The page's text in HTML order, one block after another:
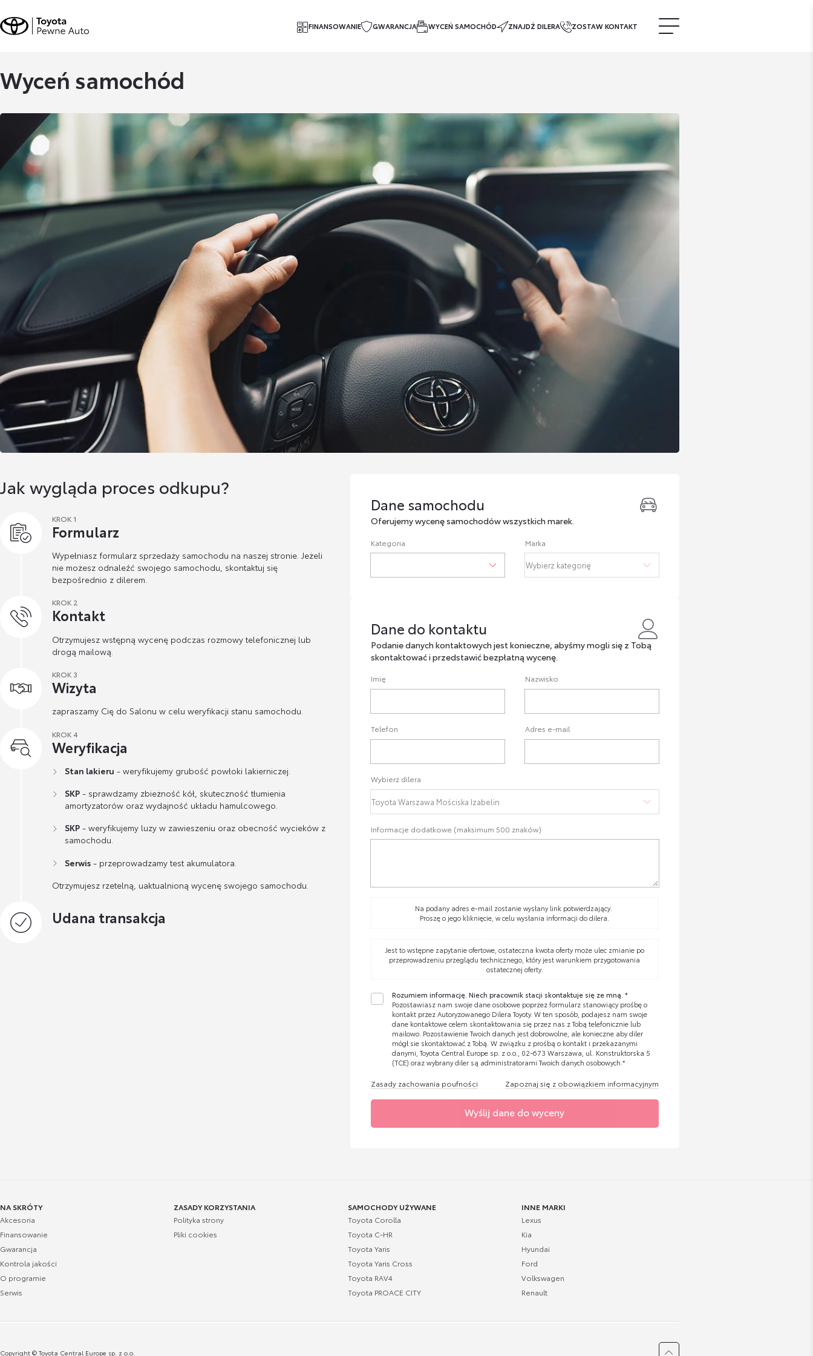
FINANSOWANIE GWARANCJA WYCEŃ SAMOCHÓD ZNAJDŹ DILERA ZOSTAW KONTAKT
Wyceń samochód
Jak wygląda proces odkupu?
KROK 1
Formularz
Wypełniasz formularz sprzedaży samochodu na naszej stronie. Jeżeli
nie możesz odnaleźć swojego samochodu, skontaktuj się
bezpośrednio z dilerem.
KROK 2
Kontakt
Otrzymujesz wstępną wycenę podczas rozmowy telefonicznej lub
drogą mailową.
KROK 3
Wizyta
zapraszamy Cię do Salonu w celu weryfikacji stanu samochodu.
KROK 4
Weryfikacja
Stan lakieru - weryfikujemy grubość powłoki lakierniczej.
SKP - sprawdzamy zbieżność kół, skuteczność tłumienia
amortyzatorów oraz wydajność układu hamulcowego.
SKP - weryfikujemy luzy w zawieszeniu oraz obecność wycieków z
samochodu.
Serwis - przeprowadzamy test akumulatora.
Otrzymujesz rzetelną, uaktualnioną wycenę swojego samochodu.
Udana transakcja
Dane samochodu
Dane samochodu
Oferujemy wycenę samochodów wszystkich marek.
Kategoria Marka
Dane do kontaktu
Dane do kontaktu
Podanie danych kontaktowych jest konieczne, abyśmy mogli się z Tobą
skontaktować i przedstawić bezpłatną wycenę.
Imię Nazwisko
Telefon Adres e-mail
Wybierz dilera
Informacje dodatkowe (maksimum 500 znaków)
Na podany adres e-mail zostanie wysłany link potwierdzający.
Proszę o jego kliknięcie, w celu wysłania informacji do dilera.
Jest to wstępne zapytanie ofertowe, ostateczna kwota oferty może ulec zmianie po
przeprowadzeniu przeglądu technicznego, który jest warunkiem przygotowania
ostatecznej oferty.
Rozumiem informację. Niech pracownik stacji skontaktuje się ze mną. *
Pozostawiasz nam swoje dane osobowe poprzez formularz stanowiący prośbę o
kontakt przez Autoryzowanego Dilera Toyoty. W ten sposób, podajesz nam swoje
dane kontaktowe celem skontaktowania się przez nas z Tobą telefonicznie lub
mailowo. Pozostawienie Twoich danych jest dobrowolne, ale konieczne aby diler
mógł sie skontaktować z Tobą. W związku z prośbą o kontakt i przekazanymi
danymi, Toyota Central Europe sp. z o.o., 02-673 Warszawa, ul. Konstruktorska 5
(TCE) oraz wybrany diler są administratorami Twoich danych osobowych.*
Zasady zachowania poufności Zapoznaj się z obowiązkiem informacyjnym
Wyślij dane do wyceny
NA SKRÓTY
Akcesoria
Finansowanie
Gwarancja
Kontrola jakości
O programie
Serwis
ZASADY KORZYSTANIA
Polityka strony
Pliki cookies
SAMOCHODY UŻYWANE
Toyota Corolla
Toyota C-HR
Toyota Yaris
Toyota Yaris Cross
Toyota RAV4
Toyota PROACE CITY
INNE MARKI
Lexus
Kia
Hyundai
Ford
Volkswagen
Renault
Copyright © Toyota Central Europe sp. z o.o.